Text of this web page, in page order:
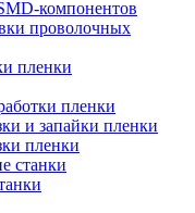
компонентов
проволочных
пленки
пленки
и запайки пленки
пленки
станки